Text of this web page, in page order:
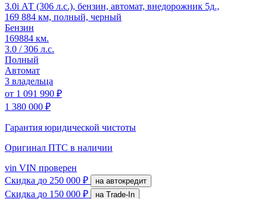
3.0i АТ (306 л.с.), бензин, автомат, внедорожник 5д.,
169 884 км, полный, черный
Бензин
169884 км.
3.0 / 306 л.с.
Полный
Автомат
3 владельца
от 1 091 990 ₽
1 380 000 ₽
Гарантия юридической чистоты
Оригинал ПТС в наличии
vin VIN проверен
Скидка до 250 000 ₽ на автокредит
Скидка до 150 000 ₽
на Trade-In